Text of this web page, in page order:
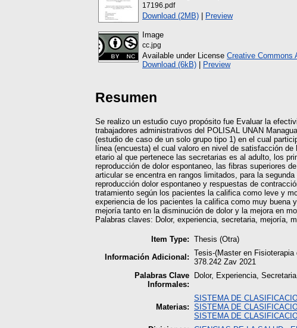
17196.pdf
Download (2MB) | Preview
Image
cc.jpg
Available under License Creative Commons
Download (6kB) | Preview
Resumen
Se realizo un estudio cuyo propósito fue Evaluar la
trabajadores administrativos del POLISAL UNAN
(estudio de caso de un solo grupo tipo 1) en el cual
línea (encuesta) el cual valoro en nivel de satisfacción
etario al que pertenece las secretarias es al adulto, los
reproducción de dolor espontaneo, las fibras superiores
articular se encentra en rangos limitados, para la
reproducción dolor espontaneo y respuestas de
tratamiento según los pacientes la califica como leve y
experiencia de los pacientes la califica como muy buena
mejoría tanto en la disminución de dolor y la mejora en
Palabras claves: Dolor, experiencia, secretaria, mejoría,
Item Type: Thesis (Otra)
Información Adicional: Tesis-(Master en
378.242 Zav 2021
Palabras Clave
Informales:
Dolor, Experiencia,
Materias:
SISTEMA DE
SISTEMA DE
SISTEMA DE